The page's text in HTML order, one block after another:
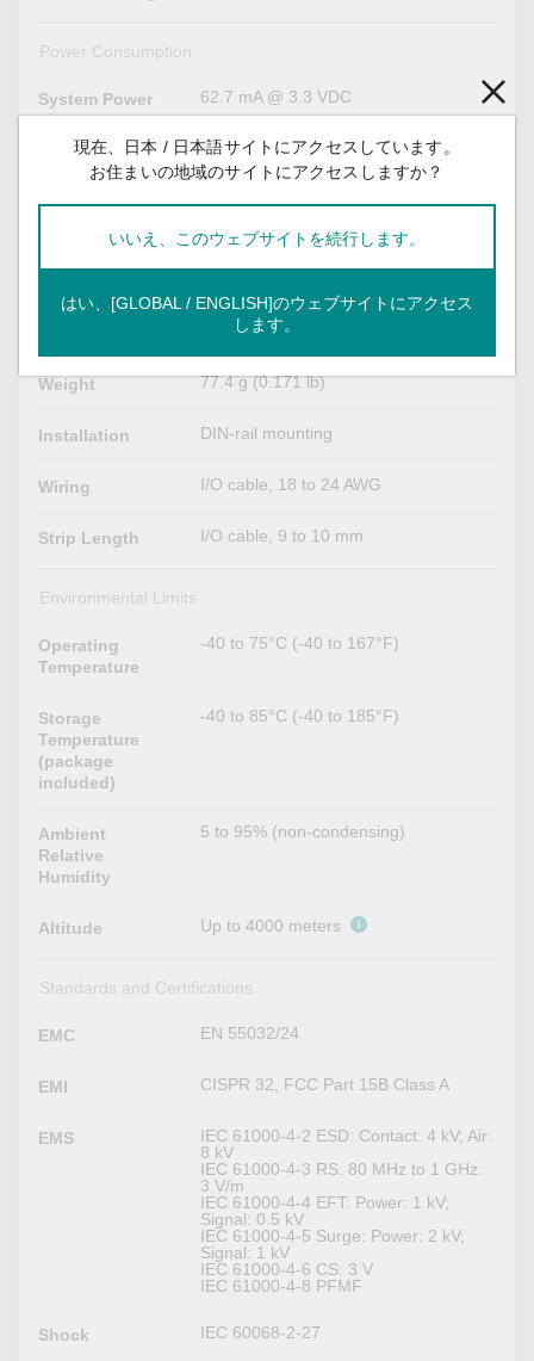
Power Consumption
System Power 62.7 mA @ 3.3 VDC
Field Power
15.4 mA @ 12 VDC
18.7 mA @ 24 VDC
Housing Plastic
19.5 x 99 x 60.5 mm (0.77 x 3.90 x
2.38 in)
Weight 77.4 g (0.171 lb)
Installation DIN-rail mounting
Wiring I/O cable, 18 to 24 AWG
Strip Length I/O cable, 9 to 10 mm
Environmental Limits
Operating
Temperature
-40 to 75°C (-40 to 167°F)
Storage
Temperature
(package
included)
-40 to 85°C (-40 to 185°F)
Ambient
Relative
Humidity
5 to 95% (non-condensing)
Altitude Up to 4000 meters
Standards and Certifications
EMC EN 55032/24
EMI CISPR 32, FCC Part 15B Class A
EMS
IEC 61000-4-2 ESD: Contact: 4 kV; Air:
8 kV
IEC 61000-4-3 RS: 80 MHz to 1 GHz:
3 V/m
IEC 61000-4-4 EFT: Power: 1 kV;
Signal: 0.5 kV
IEC 61000-4-5 Surge: Power: 2 kV;
Signal: 1 kV
IEC 61000-4-6 CS: 3 V
IEC 61000-4-8 PFMF
Shock IEC 60068-2-27
現在、日本 / 日本語サイトにアクセスしています。
お住まいの地域のサイトにアクセスしますか？
いいえ、このウェブサイトを続行します。
はい、[GLOBAL / ENGLISH]のウェブサイトにアクセス
します。